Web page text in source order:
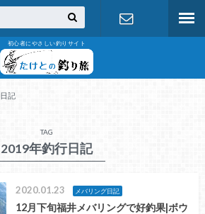
初心者にやさしい釣りサイト
記
TAG
2019年釣行日記
2020.01.23 メバリング日記
12月下旬福井メバリングで好釣果|ボウ